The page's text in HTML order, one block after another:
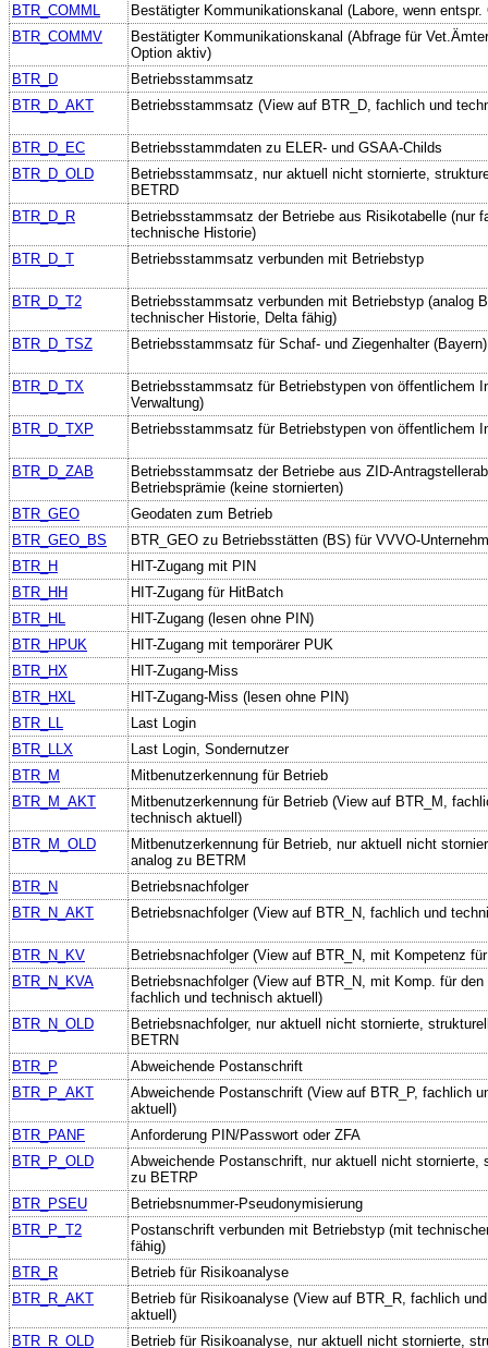
BTR_COMML
Bestätigter Kommunikationskanal (Labore, wenn
BTR_COMMV
Bestätigter Kommunikationskanal (Abfrage für
Option aktiv)
BTR_D
Betriebsstammsatz
BTR_D_AKT
Betriebsstammsatz (View auf BTR_D, fachlich und
BTR_D_EC
Betriebsstammdaten zu ELER- und GSAA-Childs
BTR_D_OLD
Betriebsstammsatz, nur aktuell nicht stornierte,
BETRD
BTR_D_R
Betriebsstammsatz der Betriebe aus Risikotabelle (nur
technische Historie)
BTR_D_T
Betriebsstammsatz verbunden mit Betriebstyp
BTR_D_T2
Betriebsstammsatz verbunden mit Betriebstyp (analog
technischer Historie, Delta fähig)
BTR_D_TSZ
Betriebsstammsatz für Schaf- und Ziegenhalter (Bayern)
BTR_D_TX
Betriebsstammsatz für Betriebstypen von öffentlichem
Verwaltung)
BTR_D_TXP
Betriebsstammsatz für Betriebstypen von öffentlichem
BTR_D_ZAB
Betriebsstammsatz der Betriebe aus ZID-
Betriebsprämie (keine stornierten)
BTR_GEO
Geodaten zum Betrieb
BTR_GEO_BS
BTR_GEO zu Betriebsstätten (BS) für VVVO-
BTR_H
HIT-Zugang mit PIN
BTR_HH
HIT-Zugang für HitBatch
BTR_HL
HIT-Zugang (lesen ohne PIN)
BTR_HPUK
HIT-Zugang mit temporärer PUK
BTR_HX
HIT-Zugang-Miss
BTR_HXL
HIT-Zugang-Miss (lesen ohne PIN)
BTR_LL
Last Login
BTR_LLX
Last Login, Sondernutzer
BTR_M
Mitbenutzerkennung für Betrieb
BTR_M_AKT
Mitbenutzerkennung für Betrieb (View auf BTR_M,
technisch aktuell)
BTR_M_OLD
Mitbenutzerkennung für Betrieb, nur aktuell nicht
analog zu BETRM
BTR_N
Betriebsnachfolger
BTR_N_AKT
Betriebsnachfolger (View auf BTR_N, fachlich und
BTR_N_KV
Betriebsnachfolger (View auf BTR_N, mit Kompetenz
BTR_N_KVA
Betriebsnachfolger (View auf BTR_N, mit Komp. für den
fachlich und technisch aktuell)
BTR_N_OLD
Betriebsnachfolger, nur aktuell nicht stornierte,
BETRN
BTR_P
Abweichende Postanschrift
BTR_P_AKT
Abweichende Postanschrift (View auf BTR_P, fachlich
aktuell)
BTR_PANF
Anforderung PIN/Passwort oder ZFA
BTR_P_OLD
Abweichende Postanschrift, nur aktuell nicht stornierte,
zu BETRP
BTR_PSEU
Betriebsnummer-Pseudonymisierung
BTR_P_T2
Postanschrift verbunden mit Betriebstyp (mit
fähig)
BTR_R
Betrieb für Risikoanalyse
BTR_R_AKT
Betrieb für Risikoanalyse (View auf BTR_R, fachlich
aktuell)
BTR_R_OLD
Betrieb für Risikoanalyse, nur aktuell nicht stornierte,